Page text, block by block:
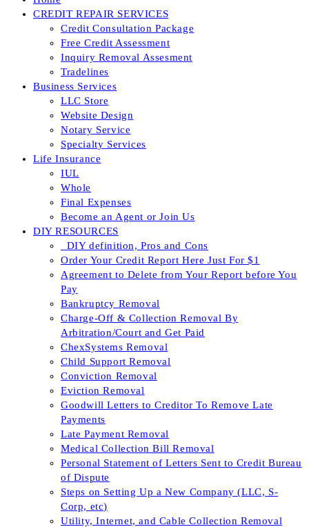
CREDIT REPAIR SERVICES
Credit Consultation Package
Free Credit Assessment
Inquiry Removal Assesment
Tradelines
Business Services
LLC Store
Website Design
Notary Service
Specialty Services
Life Insurance
IUL
Whole
Final Expenses
Become an Agent or Join Us
DIY RESOURCES
_DIY definition, Pros and Cons
Order Your Credit Report Here Just For $1
Agreement to Delete from Your Report before You
Pay
Bankruptcy Removal
Charge-Off & Collection Removal By
Arbitration/Court and Get Paid
ChexSystems Removal
Child Support Removal
Conviction Removal
Eviction Removal
Goodwill Letters to Creditor To Remove Late
Payments
Late Payment Removal
Medical Collection Bill Removal
Personal Statement of Letters Sent to Credit Bureau
of Dispute
Steps on Setting Up a New Company (LLC, S-
Corp, etc)
Utility, Internet, and Cable Collection Removal